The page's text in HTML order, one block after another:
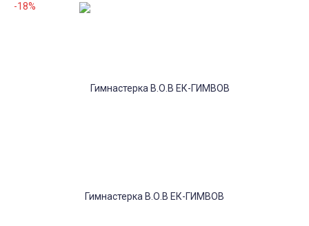
Гимнастерка В.О.В ЕК-ГИМВОВ
-18%